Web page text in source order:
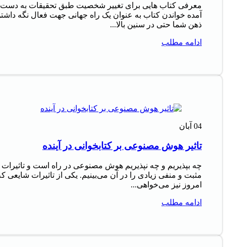
معرفی کتاب هایی برای تغییر شخصیت طبق تحقیقات به دست
آمده خواندن کتاب به عنوان یک راه جهانی جهت فعال نگه
ذهن شما حتی در سنین بالا...
ادامه مطلب
04 آبان
تاثیر هوش مصنوعی بر کتابخوانی در آینده
چه بپذیریم و چه نپذیریم هوش مصنوعی در راه است و تاثیرات
مثبت و منفی زیادی را در آن می‌بینیم. یکی از تاثیرات شایعی
امروز نیز می‌خواهی...
ادامه مطلب